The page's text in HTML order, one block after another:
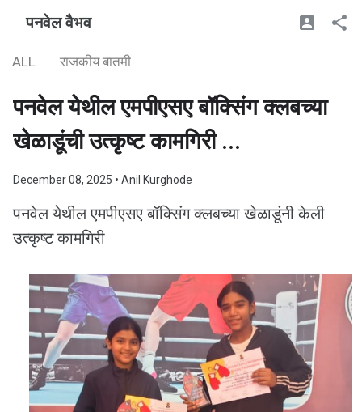
पनवेल वैभव
ALL राजकीय बातमी
पनवेल येथील एमपीएसए बॉक्सिंग क्लबच्या
खेळाडूंची उत्कृष्ट कामगिरी ...
December 08, 2025 • Anil Kurghode
पनवेल येथील एमपीएसए बॉक्सिंग क्लबच्या खेळाडूंनी केली
उत्कृष्ट कामगिरी